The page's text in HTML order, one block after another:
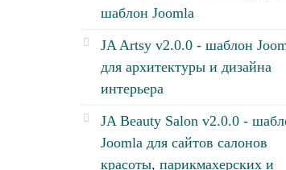
шаблон Joomla
JA Artsy v2.0.0 - шаблон
для архитектуры и дизайна
интерьера
JA Beauty Salon v2.0.0 -
Joomla для сайтов салонов
красоты, парикмахерских и